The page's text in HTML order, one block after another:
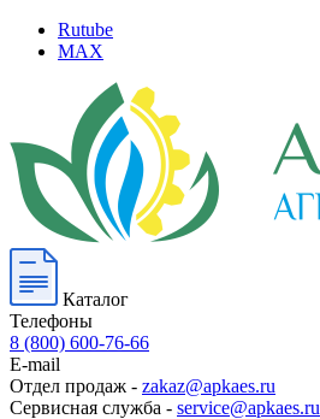
Rutube
MAX
Каталог
Телефоны
8 (800) 600-76-66
E-mail
Отдел продаж - zakaz@apkaes.ru
Сервисная служба - service@apkaes.ru